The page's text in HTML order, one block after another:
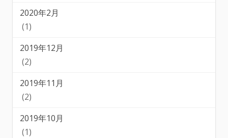
2020年2月
(1)
2019年12月
(2)
2019年11月
(2)
2019年10月
(1)